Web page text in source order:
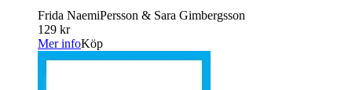
Frida NaemiPersson & Sara Gimbergsson
129 kr
Mer infoKöp